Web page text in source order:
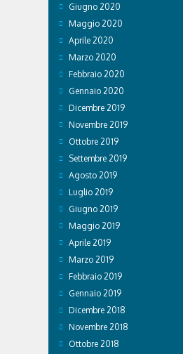
Giugno 2020
Maggio 2020
Aprile 2020
Marzo 2020
Febbraio 2020
Gennaio 2020
Dicembre 2019
Novembre 2019
Ottobre 2019
Settembre 2019
Agosto 2019
Luglio 2019
Giugno 2019
Maggio 2019
Aprile 2019
Marzo 2019
Febbraio 2019
Gennaio 2019
Dicembre 2018
Novembre 2018
Ottobre 2018